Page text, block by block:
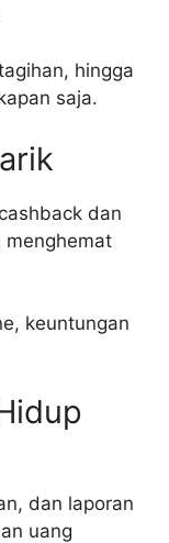
hingga
saja.
dan
menghemat
keuntungan
dan laporan
uang